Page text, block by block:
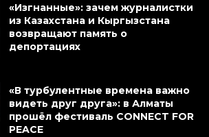
«Изгнанные»: зачем журналистки
из Казахстана и Кыргызстана
возвращают память о
депортациях
«В турбулентные времена важно
видеть друг друга»: в Алматы
прошёл фестиваль CONNECT FOR
PEACE